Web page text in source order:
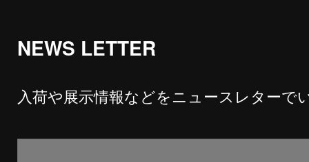
NEWS LETTER
入荷や展示情報などをニュースレターで